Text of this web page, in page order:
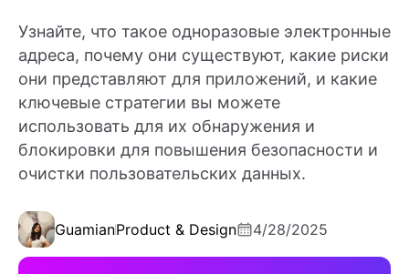
Узнайте, что такое одноразовые электронные
адреса, почему они существуют, какие риски
они представляют для приложений, и какие
ключевые стратегии вы можете
использовать для их обнаружения и
блокировки для повышения безопасности и
очистки пользовательских данных.
GuamianProduct & Design 4/28/2025